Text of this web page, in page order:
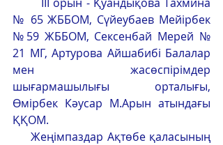
№ 65 ЖББОМ, Сүйеубаев Мейірбек
№59 ЖББОМ, Сексенбай Мерей №
21 МГ, Артурова Айшабибі Балалар
мен жасөспірімдер
шығармашылығы орталығы,
Өмірбек Кәусар М.Арын атындағы
ҚҚОМ.
Жеңімпаздар Ақтөбе қаласының